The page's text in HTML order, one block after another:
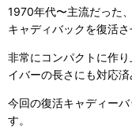
1970年代〜主流だった
キャディバックを復活さ
非常にコンパクトに作
イバーの長さにも対応済
今回の復活キャディー
す。